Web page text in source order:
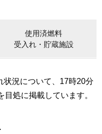
使用済燃料
受入れ・貯蔵施設
状況について、17時20分
処に掲載しています。